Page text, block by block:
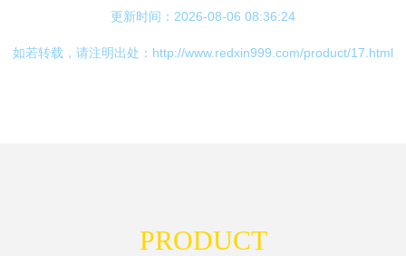
更新时间：2026-08-06 08:36:24
如若转载，请注明出处：http://www.redxin999.com/product/17.html
PRODUCT